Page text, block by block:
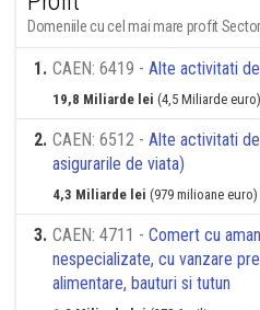
Domeniile cu cel mai mare profit
1. CAEN: 6419 - Alte activitati
19,8 Miliarde lei (4,5 Miliarde euro)
2. CAEN: 6512 - Alte activitati
asigurarile de viata)
4,3 Miliarde lei (979 milioane euro)
3. CAEN: 4711 - Comert cu
nespecializate, cu vanzare
alimentare, bauturi si tutun